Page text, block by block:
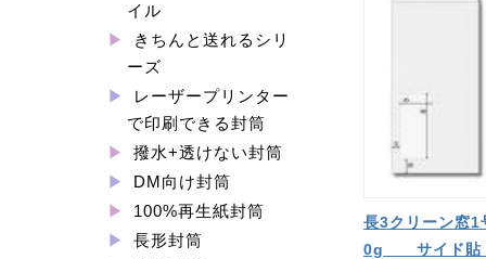
イル
きちんと送れるシリ
ーズ
レーザープリンター
で印刷できる封筒
撥水+透けない封筒
DM向け封筒
100%再生紙封筒
長形封筒
長3クリーン
0g サイド貼